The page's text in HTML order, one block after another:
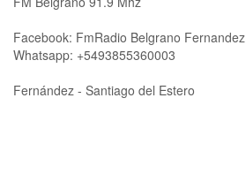
Facebook: FmRadio Belgrano Fernandez
Whatsapp: +5493855360003
Fernández - Santiago del Estero